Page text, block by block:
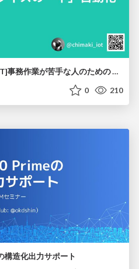
[ChatGPT Work LT]事務作業が苦手な人のための バックオフィスの「半」自動化
0 210
構造化出力サポート